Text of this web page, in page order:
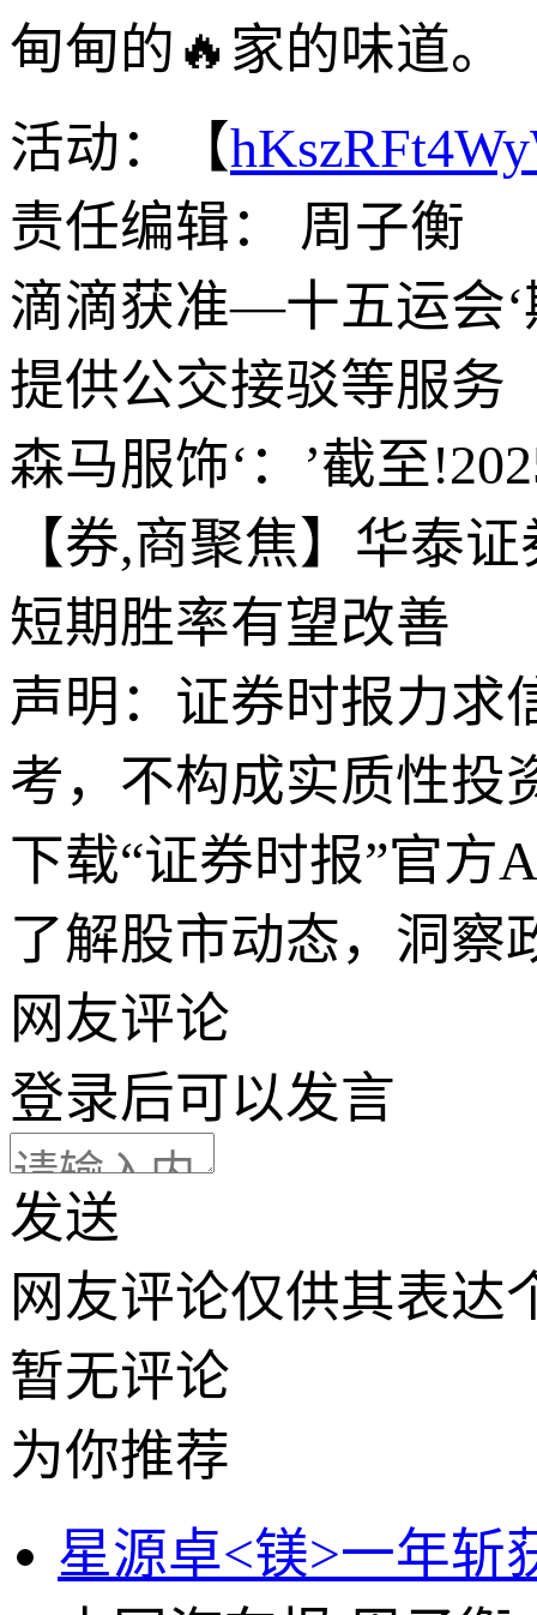
甸甸的🔥家的味道。
活动：【
责任编辑： 周子衡
滴滴获准—十五运会‘
提供公交接驳等服务
森马服饰‘：’截至
【券,商聚焦】华泰
短期胜率有望改善
声明：证券时报力求
考，不构成实质性投
下载“证券时报”官方
了解股市动态，洞察
网友评论
登录后可以发言
发送
网友评论仅供其表达
暂无评论
为你推荐
星源卓<镁>一年斩